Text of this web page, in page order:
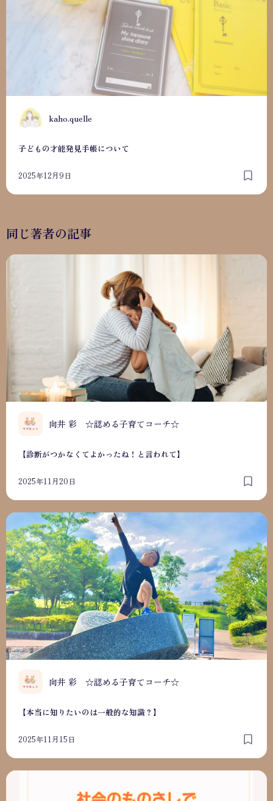
K kaho.quelle
子どもの才能発見手帳について
2025年12月9日
同じ著者の記事
向井 彩 ☆認める子育てコーチ☆
【診断がつかなくてよかったね！と言われて】
2025年11月20日
【診断がつかなくてよかったね！と言われて】
向井 彩 ☆認める子育てコーチ☆
【本当に知りたいのは一般的な知識？】
2025年11月15日
【本当に知りたいのは一般的な知識？】
【しょせんは一般的なものさし】